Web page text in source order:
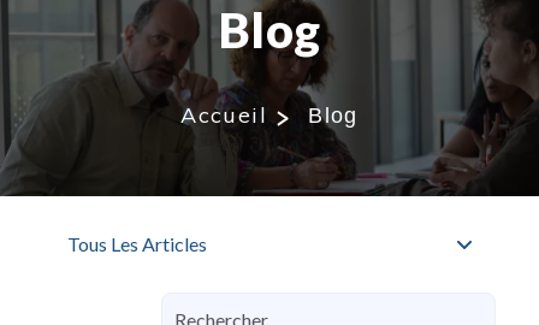
Blog
Accueil Blog
Tous Les Articles